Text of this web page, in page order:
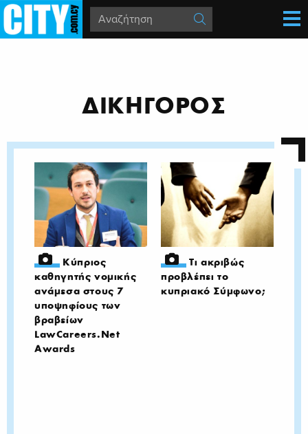
ΔΙΚΗΓΟΡΟΣ
Κύπριος
καθηγητής νομικής
ανάμεσα στους 7
υποψηφίους των
βραβείων
LawCareers.Net
Awards
Τι ακριβώς
προβλέπει το
κυπριακό Σύμφωνο;